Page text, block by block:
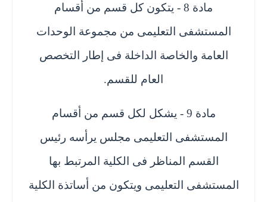
مادة 8 - يتكون كل قسم من أقسام
المستشفى التعليمى من مجموعة الوحدات
العامة والخاصة الداخلة فى إطار التخصص
العام للقسم.
مادة 9 - يشكل لكل قسم من أقسام
المستشفى التعليمى مجلس يرأسه رئيس
القسم المناظر فى الكلية المرتبط بها
المستشفى التعليمى ويتكون من أساتذة الكلية